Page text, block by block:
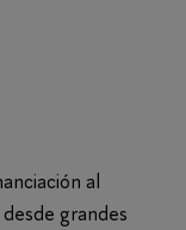
al
grandes